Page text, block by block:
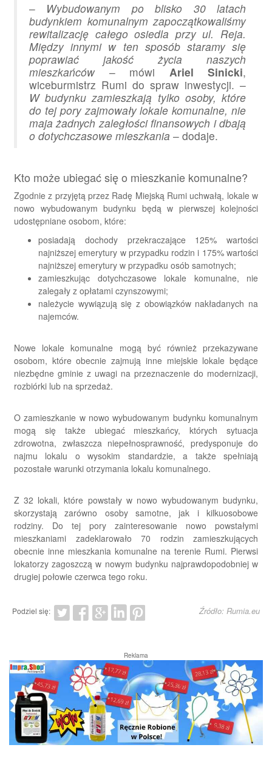
– Wybudowanym po blisko 30 latach
budynkiem komunalnym zapoczątkowaliśmy
rewitalizację całego osiedla przy ul. Reja.
Między innymi w ten sposób staramy się
poprawiać jakość życia naszych
mieszkańców– mówi Ariel Sinicki,
wiceburmistrz Rumi do spraw inwestycji. –
W budynku zamieszkają tylko osoby, które
do tej pory zajmowały lokale komunalne, nie
maja żadnych zaległości finansowych i dbają
o dotychczasowe mieszkania – dodaje.
Kto może ubiegać się o mieszkanie komunalne?
Zgodnie z przyjętą przez Radę Miejską Rumi uchwałą, lokale w
nowo wybudowanym budynku będą w pierwszej kolejności
udostępniane osobom, które:
posiadają dochody przekraczające 125% wartości
najniższej emerytury w przypadku rodzin i 175% wartości
najniższej emerytury w przypadku osób samotnych;
zamieszkując dotychczasowe lokale komunalne, nie
zalegały z opłatami czynszowymi;
należycie wywiązują się z obowiązków nakładanych na
najemców.
Nowe lokale komunalne mogą być również przekazywane
osobom, które obecnie zajmują inne miejskie lokale będące
niezbędne gminie z uwagi na przeznaczenie do modernizacji,
rozbiórki lub na sprzedaż.
O zamieszkanie w nowo wybudowanym budynku komunalnym
mogą się także ubiegać mieszkańcy, których sytuacja
zdrowotna, zwłaszcza niepełnosprawność, predysponuje do
najmu lokalu o wysokim standardzie, a także spełniają
pozostałe warunki otrzymania lokalu komunalnego.
Z 32 lokali, które powstały w nowo wybudowanym budynku,
skorzystają zarówno osoby samotne, jak i kilkuosobowe
rodziny. Do tej pory zainteresowanie nowo powstałymi
mieszkaniami zadeklarowało 70 rodzin zamieszkujących
obecnie inne mieszkania komunalne na terenie Rumi. Pierwsi
lokatorzy zagoszczą w nowym budynku najprawdopodobniej w
drugiej połowie czerwca tego roku.
Podziel się: Źródło: Rumia.eu
Reklama